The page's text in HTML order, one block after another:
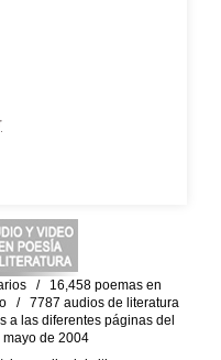
/ 16,458 poemas en
/ 7787 audios de literatura
a las diferentes páginas del
de 2004